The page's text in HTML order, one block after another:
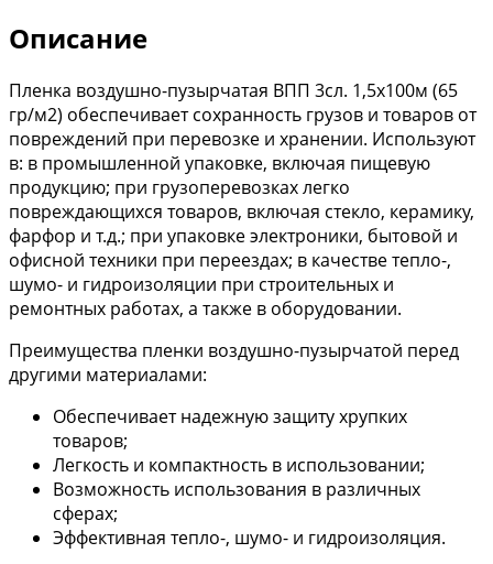
Описание
Пленка воздушно-пузырчатая ВПП 3сл. 1,5х100м (65
гр/м2) обеспечивает сохранность грузов и товаров от
повреждений при перевозке и хранении. Используют
в: в промышленной упаковке, включая пищевую
продукцию; при грузоперевозках легко
повреждающихся товаров, включая стекло, керамику,
фарфор и т.д.; при упаковке электроники, бытовой и
офисной техники при переездах; в качестве тепло-,
шумо- и гидроизоляции при строительных и
ремонтных работах, а также в оборудовании.
Преимущества пленки воздушно-пузырчатой перед
другими материалами:
Обеспечивает надежную защиту хрупких
товаров;
Легкость и компактность в использовании;
Возможность использования в различных
сферах;
Эффективная тепло-, шумо- и гидроизоляция.